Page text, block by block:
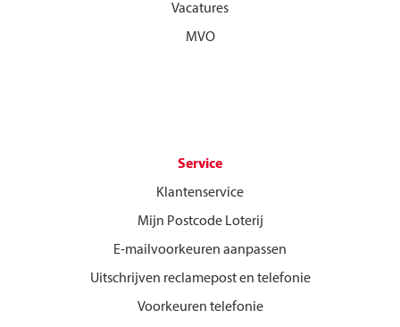
Vacatures
MVO
Service
Klantenservice
Mijn Postcode Loterij
E-mailvoorkeuren aanpassen
Uitschrijven reclamepost en telefonie
Voorkeuren telefonie